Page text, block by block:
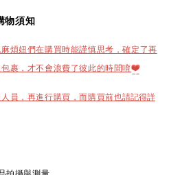
物須知
煩妞們在購買時能謹慎思考，確定了再
裹，才不會浪費了彼此的時間唷❤️
員，再進行購買，而購買前也請記得詳